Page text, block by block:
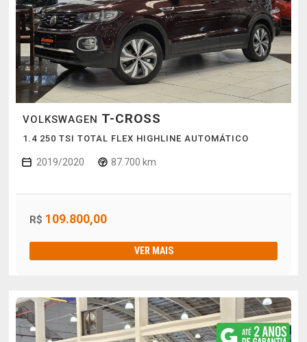
VOLKSWAGEN T-CROSS
1.4 250 TSI TOTAL FLEX HIGHLINE AUTOMÁTICO
2019/2020 87.700 km
R$ 109.800,00
VER MAIS